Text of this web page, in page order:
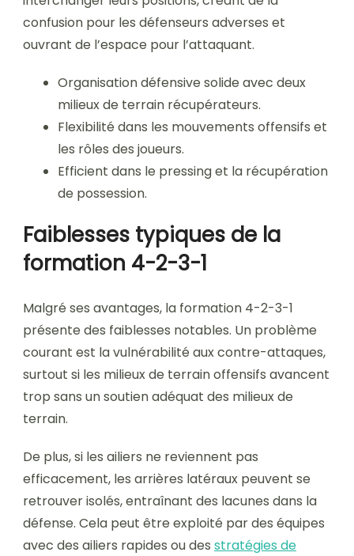
confusion pour les défenseurs adverses et
ouvrant de l’espace pour l’attaquant.
Organisation défensive solide avec deux
milieux de terrain récupérateurs.
Flexibilité dans les mouvements offensifs et
les rôles des joueurs.
Efficient dans le pressing et la récupération
de possession.
Faiblesses typiques de la
formation 4-2-3-1
Malgré ses avantages, la formation 4-2-3-1
présente des faiblesses notables. Un problème
courant est la vulnérabilité aux contre-attaques,
surtout si les milieux de terrain offensifs avancent
trop sans un soutien adéquat des milieux de
terrain.
De plus, si les ailiers ne reviennent pas
efficacement, les arrières latéraux peuvent se
retrouver isolés, entraînant des lacunes dans la
défense. Cela peut être exploité par des équipes
avec des ailiers rapides ou des stratégies de